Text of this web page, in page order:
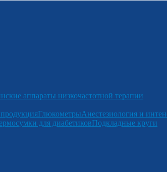
аппараты низкочастотной терапии
продукцияГлюкометрыАнестезиология и
для диабетиковПодкладные круги